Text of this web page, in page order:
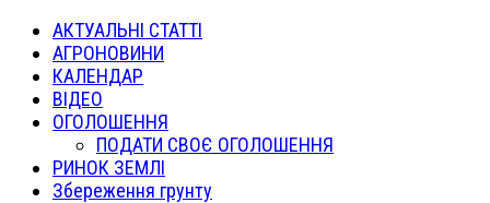
АКТУАЛЬНІ СТАТТІ
АГРОНОВИНИ
КАЛЕНДАР
ВІДЕО
ОГОЛОШЕННЯ
ПОДАТИ СВОЄ ОГОЛОШЕННЯ
РИНОК ЗЕМЛІ
Збереження грунту